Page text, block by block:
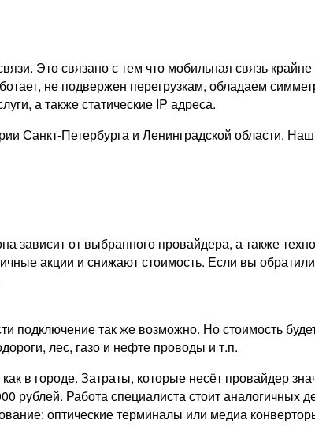
Это связано с тем что мобильная связь
не подвержен перегрузкам, обладаем
а также статические IP адреса.
Санкт-Петербурга и Ленинградской области.
зависит от выбранного провайдера, а также
акции и снижают стоимость. Если вы
так же возможно. Но стоимость
лес, газо и нефте проводы и т.п.
в городе. Затраты, которые несёт провайдер
Работа специалиста стоит аналогичных
оптические терминалы или медиа